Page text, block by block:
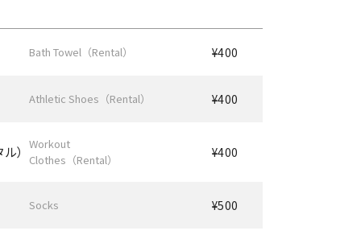
Bath Towel（Rental） ¥400
Athletic Shoes（Rental） ¥400
） Workout
Clothes（Rental）
¥400
Socks ¥500